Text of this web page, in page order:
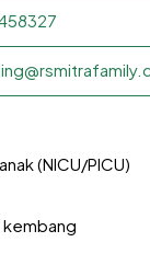
(NICU/PICU)
kembang